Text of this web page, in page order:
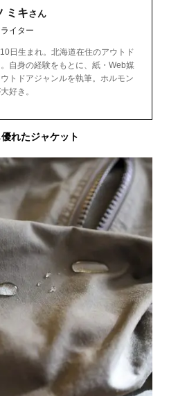
ミキさん
イター
日生まれ。北海道在住のアウトド
自身の経験をもとに、紙・Web媒
トドアジャンルを執筆。ホルモン
好き。
れたジャケット